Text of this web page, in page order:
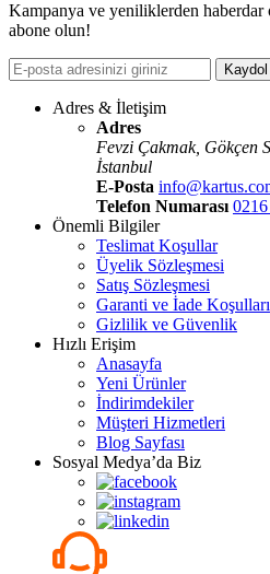
Kampanya ve yeniliklerden
abone olun!
Kaydol
Adres & İletişim
Adres
Fevzi Çakmak, Gökçen
İstanbul
E-Posta
Telefon Numarası
Önemli Bilgiler
Teslimat Koşullar
Üyelik Sözleşmesi
Satış Sözleşmesi
Garanti ve İade Koşulları
Gizlilik ve Güvenlik
Hızlı Erişim
Anasayfa
Yeni Ürünler
İndirimdekiler
Müşteri Hizmetleri
Blog Sayfası
Sosyal Medya’da Biz